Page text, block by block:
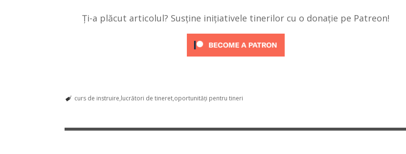
Ți-a plăcut articolul? Susține inițiativele tinerilor cu o donație pe Patreon!
curs de instruire lucrători de tineret oportunități pentru tineri